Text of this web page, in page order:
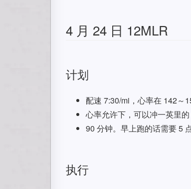
4 月 24 日 12MLR
计划
配速 7:30/mi，心率在 142～
心率允许下，可以冲一英里的
90 分钟。早上跑的话需要 5
执行